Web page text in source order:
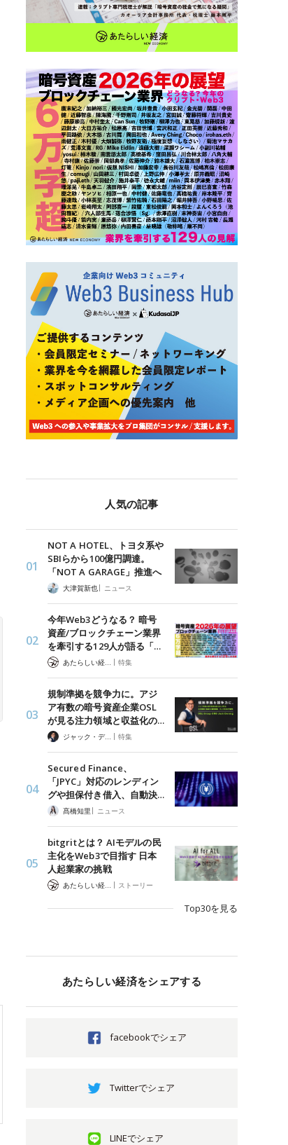
人気の記事
NOT A HOTEL、トヨタ系や
SBIらから100億円調達。
「NOT A GARAGE」推進へ
大津賀新也| ニュース
今年Web3どうなる？ 暗号
資産/ブロックチェーン業界
を牽引する129人が語る「…
| 特集
規制準拠を競争力に。アジ
ア有数の暗号資産企業OSL
が見る注力領域と収益化の…
ジャック・デロン（Jack Derong） | 特集
Secured Finance、
「JPYC」対応のレンディン
グや担保付き借入、自動決…
髙橋知里 | ニュース
bitgritとは？ AIモデルの民
主化をWeb3で目指す 日本
人起業家の挑戦
| ストーリー
Top30を見る
あたらしい経済をシェアする
facebookでシェア
Twitterでシェア
LINEでシェア